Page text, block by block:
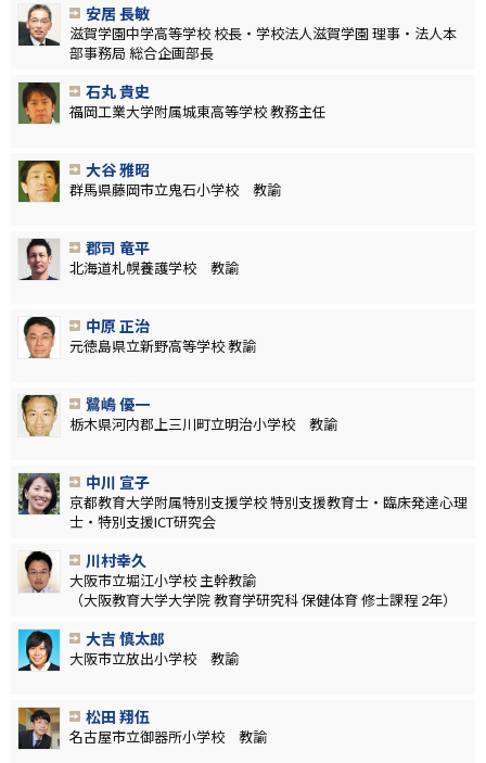
安居 長敏
滋賀学園中学高等学校 校長・学校法人滋賀学園 理事・法人本
部事務局 総合企画部長
石丸 貴史
福岡工業大学附属城東高等学校 教務主任
大谷 雅昭
群馬県藤岡市立鬼石小学校 教諭
郡司 竜平
北海道札幌養護学校 教諭
中原 正治
元徳島県立新野高等学校 教諭
鷺嶋 優一
栃木県河内郡上三川町立明治小学校 教諭
中川 宣子
京都教育大学附属特別支援学校 特別支援教育士・臨床発達心理
士・特別支援ICT研究会
川村幸久
大阪市立堀江小学校 主幹教諭
（大阪教育大学大学院 教育学研究科 保健体育 修士課程 2年）
大吉 慎太郎
大阪市立放出小学校 教諭
松田 翔伍
名古屋市立御器所小学校 教諭